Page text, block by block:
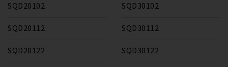
SQD20102
SQD20112
SQD20122
SQD30102
SQD30112
SQD30122